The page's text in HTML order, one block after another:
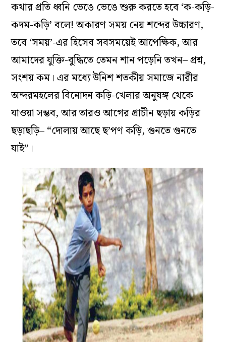
কথার প্রতি ধ্বনি ভেঙে ভেঙে শুরু করতে হবে ‘ক-কড়ি-
কদম-কড়ি’ বলে! অকারণ সময় নেয় শব্দের উচ্চারণ,
তবে ‘সময়’-এর হিসেব সবসময়েই আপেক্ষিক, আর
আমাদের যুক্তি-বুদ্ধিতে তেমন শান পড়েনি তখন– প্রশ্ন,
সংশয় কম। এর মধ্যে উনিশ শতকীয় সমাজে নারীর
অন্দরমহলের বিনোদন কড়ি-খেলার অনুষঙ্গ থেকে
যাওয়া সম্ভব, আর তারও আগের প্রাচীন ছড়ায় কড়ির
ছড়াছড়ি– “দোলায় আছে ছ’পণ কড়ি, গুনতে গুনতে
যাই”।